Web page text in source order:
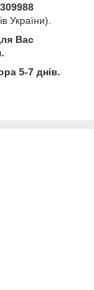
України).
Вас
5-7 днів.